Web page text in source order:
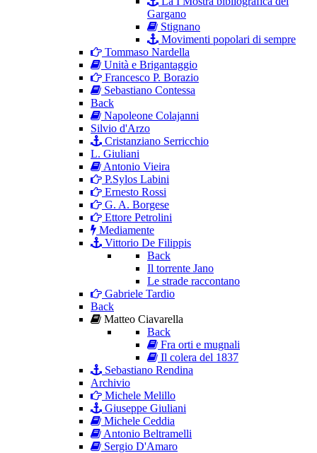
Gargano
Stignano
Movimenti popolari di sempre
Tommaso Nardella
Unità e Brigantaggio
Francesco P. Borazio
Sebastiano Contessa
Back
Napoleone Colajanni
Silvio d'Arzo
Cristanziano Serricchio
L. Giuliani
Antonio Vieira
P.Sylos Labini
Ernesto Rossi
G. A. Borgese
Ettore Petrolini
Mediamente
Vittorio De Filippis
Back
Il torrente Jano
Le strade raccontano
Gabriele Tardio
Back
Matteo Ciavarella
Back
Fra orti e mugnali
Il colera del 1837
Sebastiano Rendina
Archivio
Michele Melillo
Giuseppe Giuliani
Michele Ceddia
Antonio Beltramelli
Sergio D'Amaro